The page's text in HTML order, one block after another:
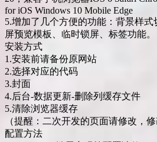
for iOS Windows 10 Mobile Edge
5.增加了几个方便的功能：背景样
屏预览模板、临时锁屏、标签功能。
安装方式
1.安装前请备份原网站
2.选择对应的代码
3.封面
4.后台-数据更新-删除列缓存文件
5.清除浏览器缓存
（提醒：二次开发的页面请修改，修
配置方法